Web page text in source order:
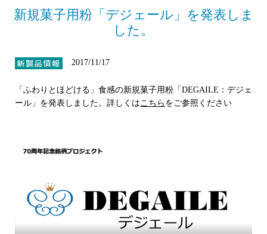
新規菓子用粉「デジェール」を発表しま
した。
2017/11/17
「ふわりとほどける」食感の新規菓子用粉「DEGAILE：デジェ
ール」を発表しました。詳しくはこちら をご参照ください